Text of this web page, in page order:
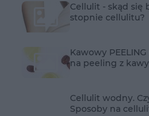
Cellulit - skąd się
stopnie cellulitu?
Kawowy
na peeling z kawy
Cellulit wodny.
Sposoby na